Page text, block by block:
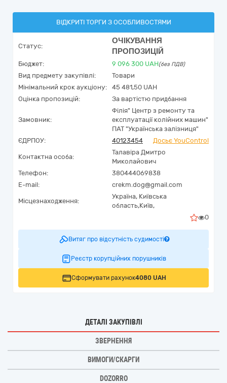
ВІДКРИТІ ТОРГИ З ОСОБЛИВОСТЯМИ
Статус:
ОЧІКУВАННЯ
ПРОПОЗИЦІЙ
Бюджет: 9 096 300 UAH(без ПДВ)
Вид предмету закупівлі:
Товари
Мінімальний крок аукціону:
45 481,50 UAH
Оцінка пропозицій:
За вартістю придбання
Замовник:
Філія" Центр з ремонту та
експлуатації колійних машин"
ПАТ "Українська залізниця"
ЄДРПОУ:
40123454 Досьє YouControl
Контактна особа:
Талавіра Дмитро
Миколайович
Телефон:
380444069838
E-mail:
crekm.dog@gmail.com
Місцезнаходження:
Україна, Київська
область,Київ,
0
Витяг про відсутність судимості
Реєстр корупційних порушників
Сформувати рахунок4080 UAH
ДЕТАЛІ ЗАКУПІВЛІ
ЗВЕРНЕННЯ
ВИМОГИ/СКАРГИ
DOZORRO